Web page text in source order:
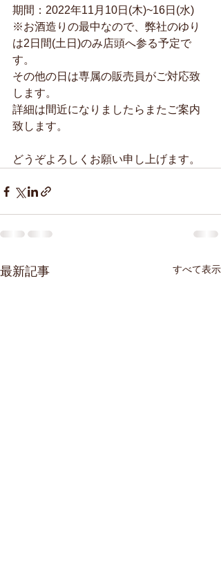
期間：2022年11月10日(木)~16日(水)
※お酒造りの最中なので、弊社のゆり
は2日間(土日)のみ店頭へ参る予定で
す。
その他の日は専属の販売員がご対応致
します。
詳細は間近になりましたらまたご案内
致します。
どうぞよろしくお願い申し上げます。
最新記事 すべて表示